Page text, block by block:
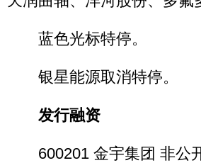
蓝色光标特停。
银星能源取消特停。
发行融资
600201 金宇集团 非公